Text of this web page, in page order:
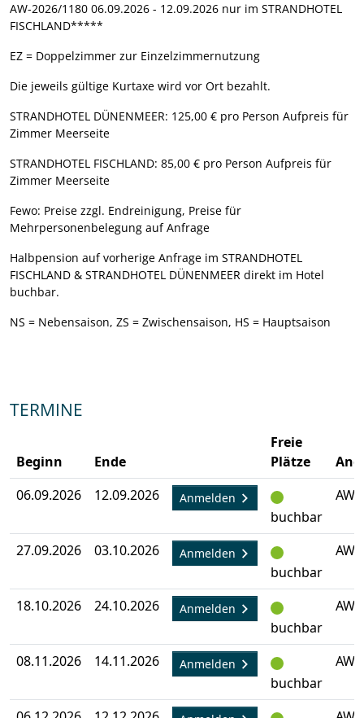
AW-2026/1180 06.09.2026 - 12.09.2026 nur im STRANDHOTEL
FISCHLAND*****
EZ = Doppelzimmer zur Einzelzimmernutzung
Die jeweils gültige Kurtaxe wird vor Ort bezahlt.
STRANDHOTEL DÜNENMEER: 125,00 € pro Person Aufpreis für
Zimmer Meerseite
STRANDHOTEL FISCHLAND: 85,00 € pro Person Aufpreis für
Zimmer Meerseite
Fewo: Preise zzgl. Endreinigung, Preise für
Mehrpersonenbelegung auf Anfrage
Halbpension auf vorherige Anfrage im STRANDHOTEL
FISCHLAND & STRANDHOTEL DÜNENMEER direkt im Hotel
buchbar.
NS = Nebensaison, ZS = Zwischensaison, HS = Hauptsaison
TERMINE
Beginn Ende
Freie
Plätze
06.09.2026
12.09.2026 Anmelden
buchbar
27.09.2026 03.10.2026 Anmelden
buchbar
18.10.2026 24.10.2026 Anmelden
buchbar
08.11.2026 14.11.2026 Anmelden
buchbar